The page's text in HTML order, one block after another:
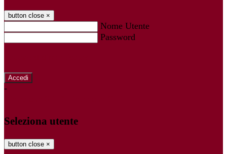
button close ×
Nome Utente
Password
-
Seleziona utente
button close ×